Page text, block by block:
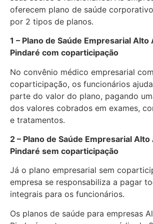
oferecem plano de saúde
por 2 tipos de planos.
1 – Plano de Saúde Empresarial Alto
Pindaré com coparticipação
No convênio médico empresarial com
coparticipação, os funcionários
parte do valor do plano, pagando
dos valores cobrados em exames,
e tratamentos.
2 – Plano de Saúde Empresarial
Pindaré sem coparticipação
Já o plano empresarial sem
empresa se responsabiliza a pagar
integrais para os funcionários.
Os planos de saúde para empresas